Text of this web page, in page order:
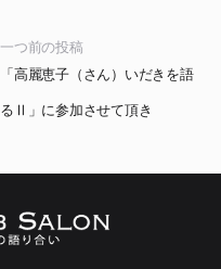
一つ前の投稿
「高麗恵子（さん）いだきを語
るⅡ」に参加させて頂き